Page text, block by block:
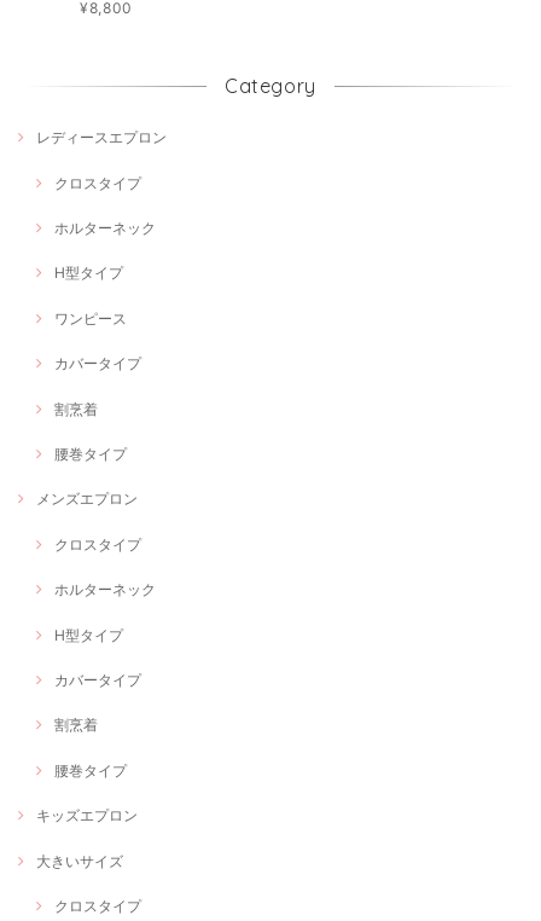
¥8,800
Category
レディースエプロン
クロスタイプ
ホルターネック
H型タイプ
ワンピース
カバータイプ
割烹着
腰巻タイプ
メンズエプロン
クロスタイプ
ホルターネック
H型タイプ
カバータイプ
割烹着
腰巻タイプ
キッズエプロン
大きいサイズ
クロスタイプ